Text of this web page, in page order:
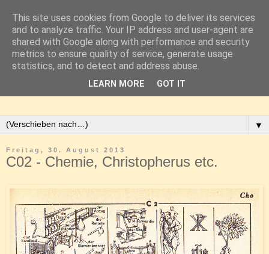
▼
Freitag, 30. August 2013
C02 - Chemie, Christopherus etc.
This site uses cookies from Google to deliver its services
and to analyze traffic. Your IP address and user-agent are
shared with Google along with performance and security
metrics to ensure quality of service, generate usage
statistics, and to detect and address abuse.
LEARN MORE GOT IT